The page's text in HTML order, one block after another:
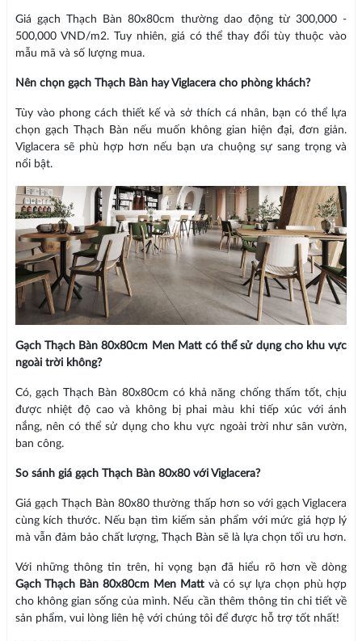
Giá gạch Thạch Bàn 80x80cm thường dao động từ 300,000 -
500,000 VND/m2. Tuy nhiên, giá có thể thay đổi tùy thuộc vào
mẫu mã và số lượng mua.
Nên chọn gạch Thạch Bàn hay Viglacera cho phòng khách?
Tùy vào phong cách thiết kế và sở thích cá nhân, bạn có thể lựa
chọn gạch Thạch Bàn nếu muốn không gian hiện đại, đơn giản.
Viglacera sẽ phù hợp hơn nếu bạn ưa chuộng sự sang trọng và
nổi bật.
Gạch Thạch Bàn 80x80cm Men Matt có thể sử dụng cho khu vực
ngoài trời không?
Có, gạch Thạch Bàn 80x80cm có khả năng chống thấm tốt, chịu
được nhiệt độ cao và không bị phai màu khi tiếp xúc với ánh
nắng, nên có thể sử dụng cho khu vực ngoài trời như sân vườn,
ban công.
So sánh giá gạch Thạch Bàn 80x80 với Viglacera?
Giá gạch Thạch Bàn 80x80 thường thấp hơn so với gạch Viglacera
cùng kích thước. Nếu bạn tìm kiếm sản phẩm với mức giá hợp lý
mà vẫn đảm bảo chất lượng, Thạch Bàn sẽ là lựa chọn tối ưu hơn.
Với những thông tin trên, hi vọng bạn đã hiểu rõ hơn về dòng
Gạch Thạch Bàn 80x80cm Men Mattvà có sự lựa chọn phù hợp
cho không gian sống của mình. Nếu cần thêm thông tin chi tiết về
sản phẩm, vui lòng liên hệ với chúng tôi để được hỗ trợ tốt nhất!